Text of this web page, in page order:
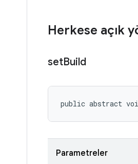
Herkese açık
setBuild
public abstract
Parametreler